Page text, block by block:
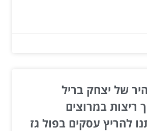
של יצחק בריל
ריצות במרוצים
להריץ עסקים בפול גז